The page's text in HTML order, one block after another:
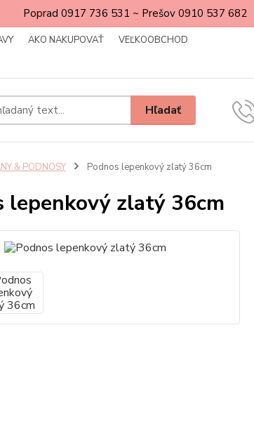
Poprad 0917 736 531 ~ Prešov 0910 537 682
AKO NAKUPOVAŤ
VEĽKOOBCHOD
Hľadať
& PODNOSY Podnos lepenkový zlatý 36cm
lepenkový zlatý 36cm